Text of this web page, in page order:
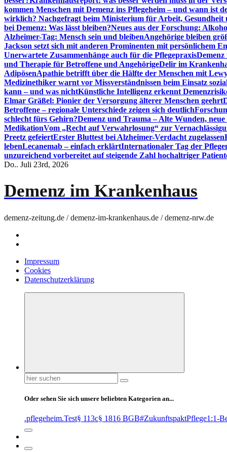
kommen Menschen mit Demenz ins Pflegeheim – und wann ist
wirklich? Nachgefragt beim Ministerium für Arbeit, Gesundheit
bei Demenz: Was lässt bleiben?Neues aus der Forschung:
Alzheimer-Tag: Mensch sein und bleibenAngehörige bleiben
Jackson setzt sich mit anderen Prominenten mit persönlichem
Unerwartete Zusammenhänge auch für die Pflegepraxis
und Therapie für Betroffene und AngehörigeDelir im
AdipösenApathie betrifft über die Hälfte der Menschen mit
Medizinethiker warnt vor Missverständnissen beim Einsatz
kann – und was nichtKünstliche Intelligenz erkennt
Elmar Gräßel: Pionier der Versorgung älterer Menschen geehrt
Betroffene – regionale Unterschiede zeigen sich deutlich
schlecht fürs Gehirn?Demenz und Trauma – Alte Wunden,
MedikationVom „Recht auf Verwahrlosung“ zur
Preetz gefeiertErster Bluttest bei Alzheimer-Verdacht zugelassen
lebenLecanemab – einfach erklärtInternationaler Tag der
unzureichend vorbereitet auf steigende Zahl hochaltriger
Do.. Juli 23rd, 2026
Demenz im Krankenhaus
demenz-zeitung.de / demenz-im-krankenhaus.de / demenz-nrw.de
Impressum
Cookies
Datenschutzerklärung
Suchen
nach:
Oder sehen Sie sich unsere beliebten Kategorien an...
.pflegeheim.Test§ 113c§ 1816 BGB#ZukunftspaktPflege1:1-